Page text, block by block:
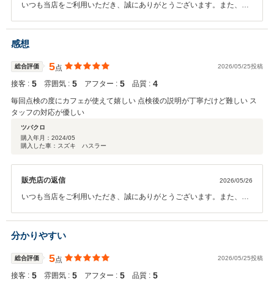
いつも当店をご利用いただき、誠にありがとうございます。また、総
げます。 「価格にご満足いただけたこと」に加え、アプリでの予約の
しやすさや、キッズスペース、ドリンクバーといった店内の設備につ
い限りです。お忙しい子育ての合間に、少しでも快適にお過ごしいた
だけているのであれば、私共にとってもこれ以上の喜びはございませ
ん。 今後もアプリの手軽さはそのままに、点検などのアフターサービ
スにおきましても、これまで以上にお客様に「安心・満足」を感じて
いただけるよう、丁寧なサポートを徹底してまいります。 またぜひ、
ます。今後ともどうぞよろしくお願いいたします！
感想
総合評価 5点 2026/05/25投稿
接客 : 5 雰囲気 : 5 アフター : 5 品質 : 4
毎回点検の度にカフェが使えて嬉しい 点検後の説明が丁寧だけど難しい ス
タッフの対応が優しい
ツバクロ
購入年月： 2024/05
購入した車：スズキ ハスラー
販売店の返信 2026/05/26
いつも当店をご利用いただき、誠にありがとうございます。また、総
げます。 「カフェの利用が嬉しい」「スタッフが優しい」と言ってい
ただけて、本当に嬉しい限りです。 また、点検後の説明につきまし
て、「丁寧だけど難しい」という大変貴重な気づきをいただき、あり
がとうございます。私共の説明が専門的になってしまい、分かりにく
かった点があったと猛省しております。 今後は、どなたでも一目でパ
ッとご理解いただけるよう、より噛み砕いた丁寧な説明をスタッフ一
分かりやすい
総合評価 5点 2026/05/25投稿
接客 : 5 雰囲気 : 5 アフター : 5 品質 : 5